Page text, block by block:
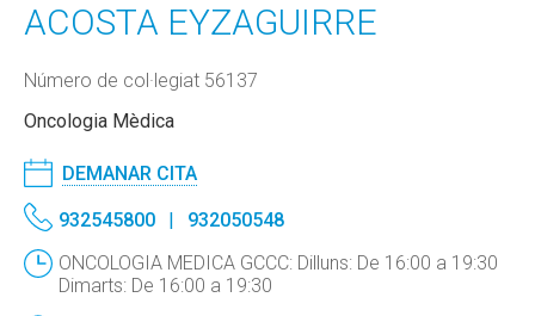
ACOSTA EYZAGUIRRE
Número de col·legiat 56137
Oncologia Mèdica
DEMANAR CITA
932545800
932050548
ONCOLOGIA MEDICA GCCC: Dilluns: De 16:00 a 19:30
Dimarts: De 16:00 a 19:30